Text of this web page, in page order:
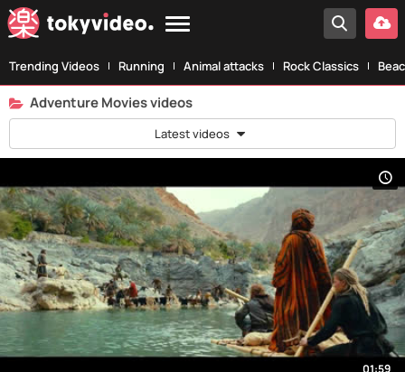
Trending Videos Running Animal attacks Rock Classics
Adventure Movies videos
Latest videos
01:59